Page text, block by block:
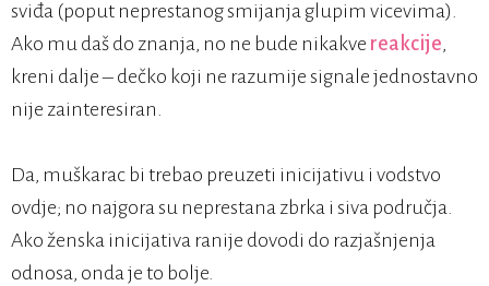
sviđa (poput neprestanog smijanja glupim vicevima).
Ako mu daš do znanja, no ne bude nikakve reakcije,
kreni dalje – dečko koji ne razumije signale jednostavno
nije zainteresiran.
Da, muškarac bi trebao preuzeti inicijativu i vodstvo
ovdje; no najgora su neprestana zbrka i siva područja.
Ako ženska inicijativa ranije dovodi do razjašnjenja
odnosa, onda je to bolje.